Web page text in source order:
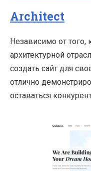
Architect
Независимо от того,
архитектурной
создать сайт для
отлично
оставаться